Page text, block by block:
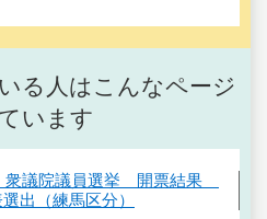
る人はこんなページ
います
衆議院議員選挙 開票結果
出（練馬区分）